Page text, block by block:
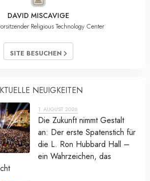
DAVID MISCAVIGE
Religious Technology Center
SITE BESUCHEN
NEUIGKEITEN
1. AUGUST 2026
Die Zukunft nimmt Gestalt
an: Der erste Spatenstich für
die L. Ron Hubbard Hall –
ein Wahrzeichen, das